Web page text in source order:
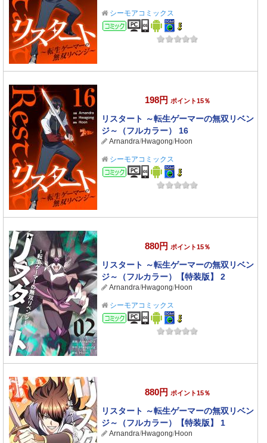
シーモアコミックス
コミック
198円 ポイント15％
リスタート ～転生ゲーマーの無双リベン
ジ～（フルカラー） 16
Arnandra/Hwagong/Hoon
シーモアコミックス
コミック
880円 ポイント15％
リスタート ～転生ゲーマーの無双リベン
ジ～（フルカラー）【特装版】 2
Arnandra/Hwagong/Hoon
シーモアコミックス
コミック
880円 ポイント15％
リスタート ～転生ゲーマーの無双リベン
ジ～（フルカラー）【特装版】 1
Arnandra/Hwagong/Hoon